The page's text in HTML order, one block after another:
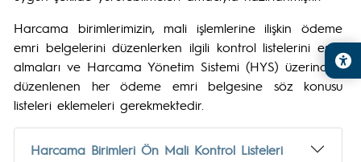
Harcama birimlerimizin, mali işlemlerine ilişkin ödeme
emri belgelerini düzenlerken ilgili kontrol listelerini esas
almaları ve Harcama Yönetim Sistemi (HYS) üzerinden
düzenlenen her ödeme emri belgesine söz konusu
listeleri eklemeleri gerekmektedir.
Harcama Birimleri Ön Mali Kontrol Listeleri